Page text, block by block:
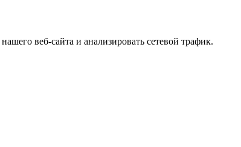
веб-сайта и анализировать сетевой трафик.